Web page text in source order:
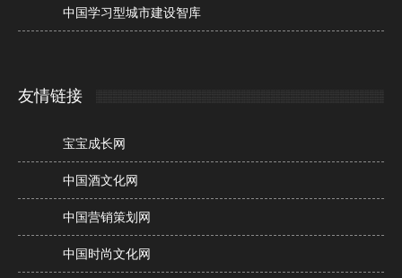
中国学习型城市建设智库
友情链接
宝宝成长网
中国酒文化网
中国营销策划网
中国时尚文化网